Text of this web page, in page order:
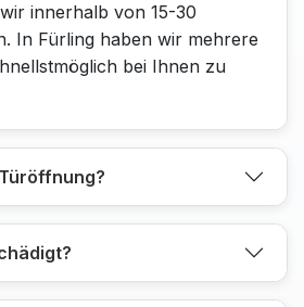
innerhalb von 15-30
In Fürling haben wir mehrere
bei Ihnen zu